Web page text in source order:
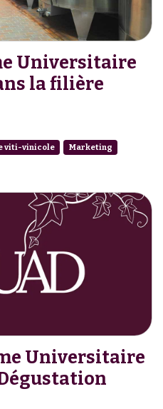
Universitaire
la filière
viti-vinicole Marketing
Universitaire